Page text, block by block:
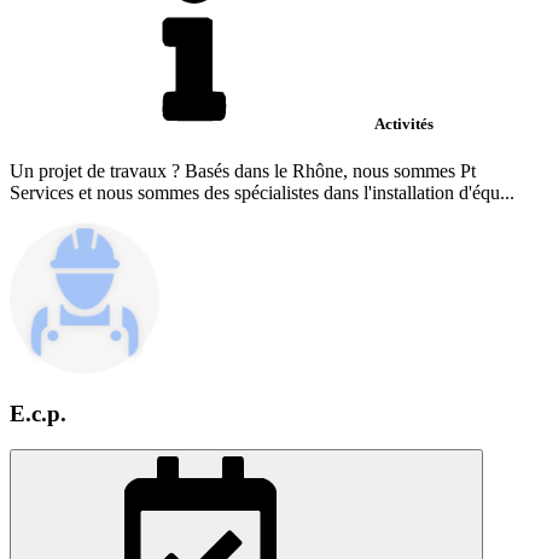
Activités
Un projet de travaux ? Basés dans le Rhône, nous sommes Pt
Services et nous sommes des spécialistes dans l'installation d'équ...
E.c.p.